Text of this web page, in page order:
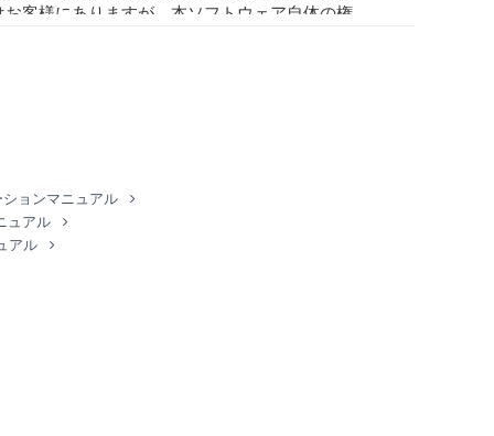
客様にありますが、本ソフトウェア自体の権
基づいて二次的著作物をつくること。
ョンマニュアル
ュアル
アル